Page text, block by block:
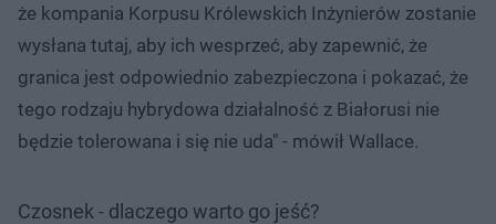
że kompania Korpusu Królewskich Inżynierów zostanie
wysłana tutaj, aby ich wesprzeć, aby zapewnić, że
granica jest odpowiednio zabezpieczona i pokazać, że
tego rodzaju hybrydowa działalność z Białorusi nie
będzie tolerowana i się nie uda" - mówił Wallace.
Czosnek - dlaczego warto go jeść?